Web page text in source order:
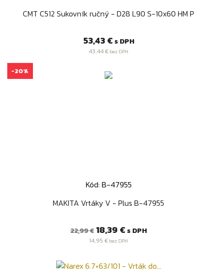
CMT C512 Sukovník ručný - D28 L90 S-10x60 HM P
Cena
53,43 € s DPH
43,44 € bez DPH
Kód: B-47955
MAKITA Vrtáky V - Plus B-47955
Bežná
cena
22,99 € Cena
18,39 € s DPH
14,95 € bez DPH
-20%